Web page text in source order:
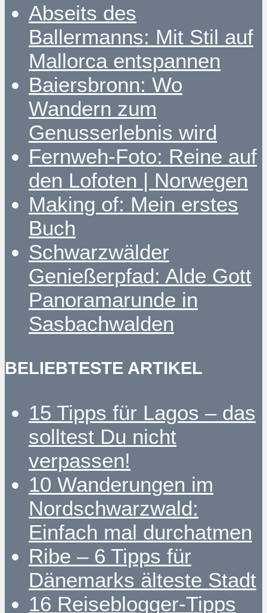
Abseits des
Ballermanns: Mit Stil auf
Mallorca entspannen
Baiersbronn: Wo
Wandern zum
Genusserlebnis wird
Fernweh-Foto: Reine auf
den Lofoten | Norwegen
Making of: Mein erstes
Buch
Schwarzwälder
Genießerpfad: Alde Gott
Panoramarunde in
Sasbachwalden
BELIEBTESTE ARTIKEL
15 Tipps für Lagos – das
solltest Du nicht
verpassen!
10 Wanderungen im
Nordschwarzwald:
Einfach mal durchatmen
Ribe – 6 Tipps für
Dänemarks älteste Stadt
16 Reiseblogger-Tipps